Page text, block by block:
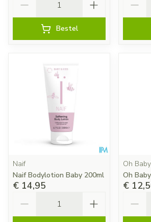
Bestel
Naif
Naif Bodylotion Baby 200ml
€ 14,95
Oh
Oh
€